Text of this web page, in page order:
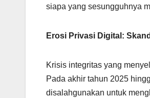
siapa yang sesungguhnya
Erosi Privasi Digital:
Krisis integritas yang
Pada akhir tahun 2025
disalahgunakan untuk